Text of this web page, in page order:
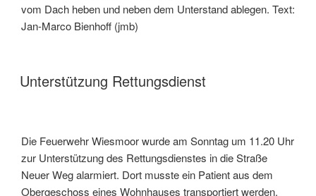
vom Dach heben und neben dem Unterstand ablegen. Text:
Jan-Marco Bienhoff (jmb)
Unterstützung Rettungsdienst
Die Feuerwehr Wiesmoor wurde am Sonntag um 11.20 Uhr
zur Unterstützung des Rettungsdienstes in die Straße
Neuer Weg alarmiert. Dort musste ein Patient aus dem
Obergeschoss eines Wohnhauses transportiert werden.